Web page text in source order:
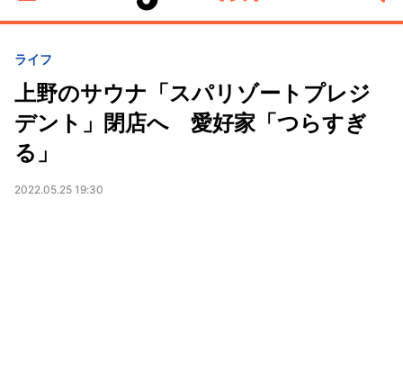
ライフ
上野のサウナ「スパリゾートプレジ
デント」閉店へ 愛好家「つらすぎ
る」
2022.05.25 19:30